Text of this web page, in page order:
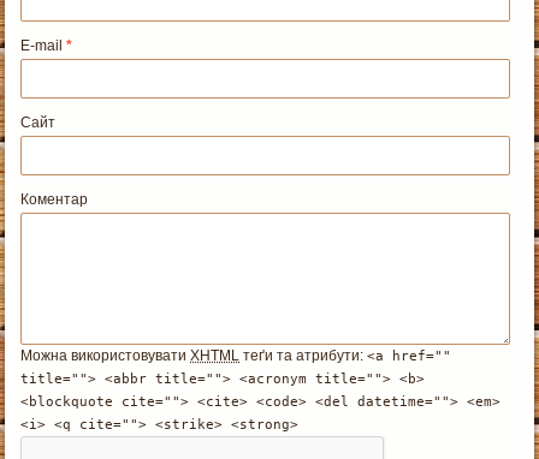
E-mail*
Сайт
Коментар
Можна використовуватиXHTML теґи та атрибути:<a href=""
title=""> <abbr title=""> <acronym title=""> <b>
<blockquote cite=""> <cite> <code> <del datetime=""> <em>
<i> <q cite=""> <strike> <strong>